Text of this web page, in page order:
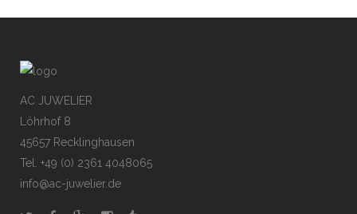
AC JUWELIER
Löhrhof 8
45657 Recklinghausen
Tel. +49 (0) 2361 4048065
info@ac-juwelier.de